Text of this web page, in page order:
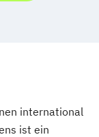
international
ist ein